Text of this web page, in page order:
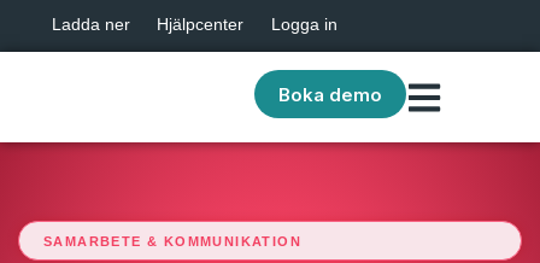
Ladda ner Hjälpcenter Logga in
Boka demo
SAMARBETE & KOMMUNIKATION